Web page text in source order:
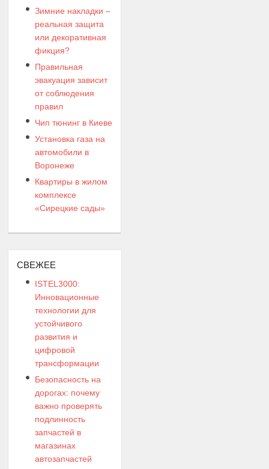
Зимние накладки –
реальная защита
или декоративная
фикция?
Правильная
эвакуация зависит
от соблюдения
правил
Чип тюнинг в Киеве
Установка газа на
автомобили в
Воронеже
Квартиры в жилом
комплексе
«Сирецкие сады»
СВЕЖЕЕ
ISTEL3000:
Инновационные
технологии для
устойчивого
развития и
цифровой
трансформации
Безопасность на
дорогах: почему
важно проверять
подлинность
запчастей в
магазинах
автозапчастей